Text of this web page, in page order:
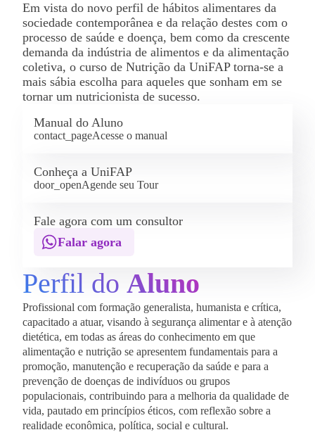
Em vista do novo perfil de hábitos alimentares da
sociedade contemporânea e da relação destes com o
processo de saúde e doença, bem como da crescente
demanda da indústria de alimentos e da alimentação
coletiva, o curso de Nutrição da UniFAP torna-se a
mais sábia escolha para aqueles que sonham em se
tornar um nutricionista de sucesso.
Manual do Aluno
contact_pageAcesse o manual
Conheça a UniFAP
door_openAgende seu Tour
Fale agora com um consultor
Falar agora
Perfil do Aluno
Profissional com formação generalista, humanista e crítica,
capacitado a atuar, visando à segurança alimentar e à atenção
dietética, em todas as áreas do conhecimento em que
alimentação e nutrição se apresentem fundamentais para a
promoção, manutenção e recuperação da saúde e para a
prevenção de doenças de indivíduos ou grupos
populacionais, contribuindo para a melhoria da qualidade de
vida, pautado em princípios éticos, com reflexão sobre a
realidade econômica, política, social e cultural.